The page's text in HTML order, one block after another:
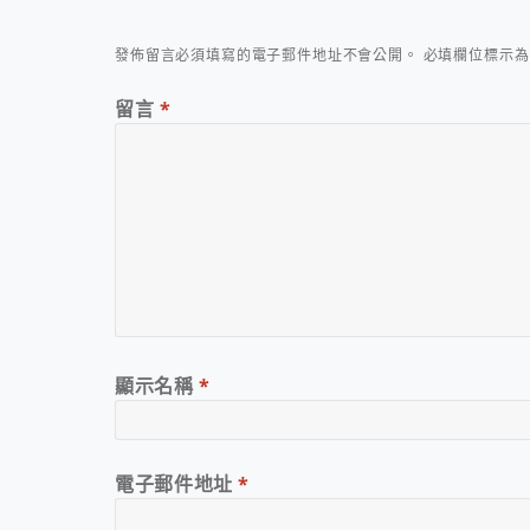
發佈留言必須填寫的電子郵件地址不會公開。 必填欄位標示
留言 *
顯示名稱*
電子郵件地址*